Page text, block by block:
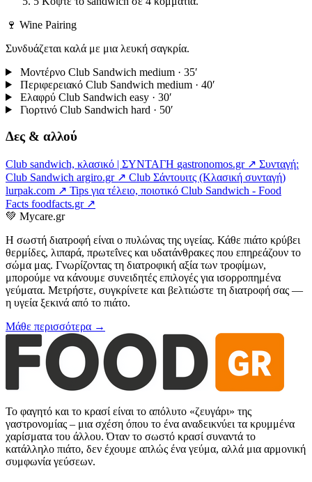
🍷 Wine Pairing
Συνδυάζεται καλά με μια λευκή σαγκρία.
Μοντέρνο Club Sandwich medium · 35′
Περιφερειακό Club Sandwich medium · 40′
Ελαφρύ Club Sandwich easy · 30′
Γιορτινό Club Sandwich hard · 50′
Δες & αλλού
Club sandwich, κλασικό | ΣΥΝΤΑΓΗ gastronomos.gr ↗ Συνταγή:
Club Sandwich argiro.gr ↗ Club Σάντουιτς (Κλασική συνταγή)
lurpak.com ↗ Tips για τέλειο, ποιοτικό Club Sandwich - Food
Facts foodfacts.gr ↗
💚 Mycare.gr
Η σωστή διατροφή είναι ο πυλώνας της υγείας. Κάθε πιάτο κρύβει
θερμίδες, λιπαρά, πρωτεΐνες και υδατάνθρακες που επηρεάζουν το
σώμα μας. Γνωρίζοντας τη διατροφική αξία των τροφίμων,
μπορούμε να κάνουμε συνειδητές επιλογές για ισορροπημένα
γεύματα. Μετρήστε, συγκρίνετε και βελτιώστε τη διατροφή σας —
η υγεία ξεκινά από το πιάτο.
Μάθε περισσότερα →
Το φαγητό και το κρασί είναι το απόλυτο «ζευγάρι» της
γαστρονομίας – μια σχέση όπου το ένα αναδεικνύει τα κρυμμένα
χαρίσματα του άλλου. Όταν το σωστό κρασί συναντά το
κατάλληλο πιάτο, δεν έχουμε απλώς ένα γεύμα, αλλά μια αρμονική
συμφωνία γεύσεων.